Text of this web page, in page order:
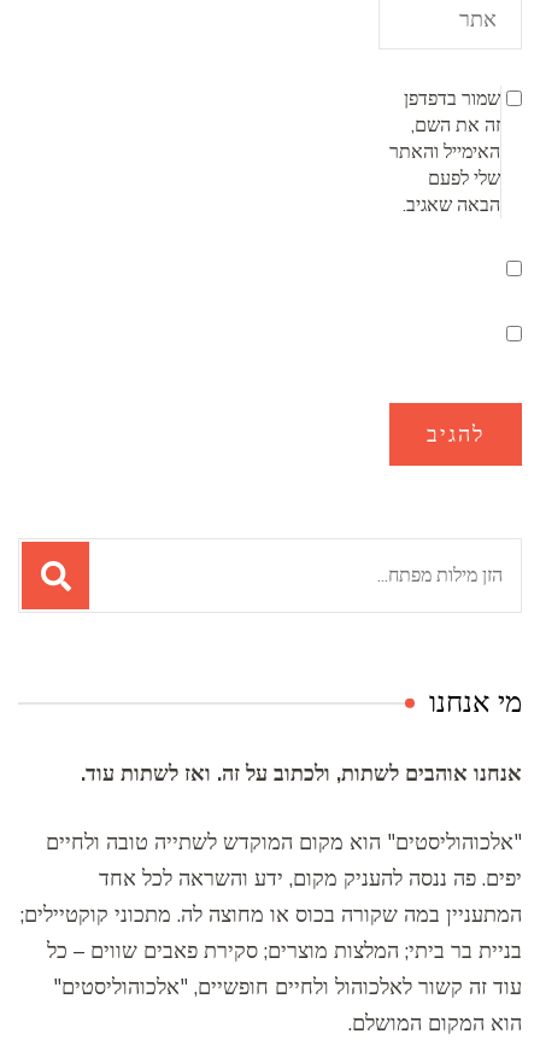
שמור בדפדפן
זה את השם,
האימייל והאתר
שלי לפעם
הבאה שאגיב.
מי אנחנו
אנחנו אוהבים לשתות, ולכתוב על זה. ואז לשתות עוד.
"אלכוהוליסטים" הוא מקום המוקדש לשתייה טובה ולחיים
יפים. פה ננסה להעניק מקום, ידע והשראה לכל אחד
המתעניין במה שקורה בכוס או מחוצה לה. מתכוני קוקטיילים;
בניית בר ביתי; המלצות מוצרים; סקירת פאבים שווים – כל
עוד זה קשור לאלכוהול ולחיים חופשיים, "אלכוהוליסטים"
הוא המקום המושלם.